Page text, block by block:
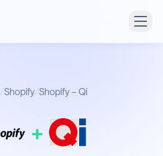
/Shopify/Shopify – Qi
+